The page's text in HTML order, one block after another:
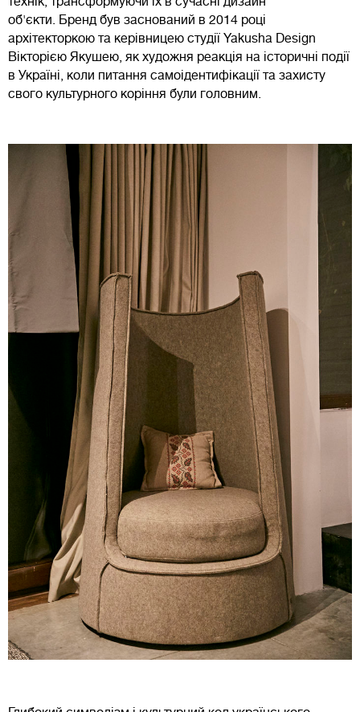
об'єкти. Бренд був заснований в 2014 році
архітекторкою та керівницею студії Yakusha Design
Вікторією Якушею, як художня реакція на історичні події
в Україні, коли питання самоідентифікації та захисту
свого культурного коріння були головним.